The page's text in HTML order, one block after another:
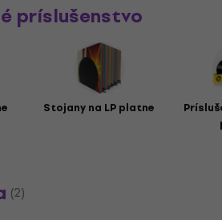
príslušenstvo
Stojany na LP platne
(2)